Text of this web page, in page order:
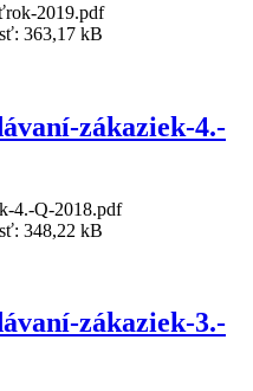
2019.pdf
363,17 kB
zákaziek-4.-
4.-Q-2018.pdf
348,22 kB
zákaziek-3.-